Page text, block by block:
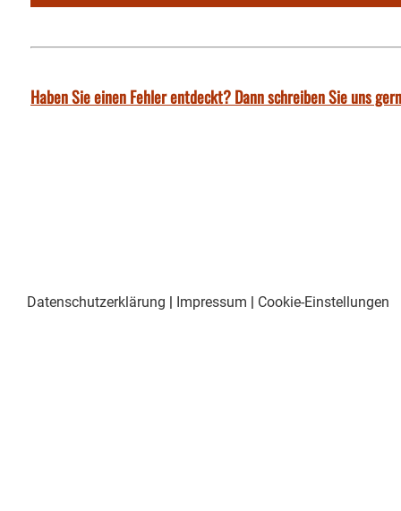
Haben Sie einen Fehler entdeckt? Dann schreiben Sie uns
Datenschutzerklärung Impressum Cookie-Einstellungen